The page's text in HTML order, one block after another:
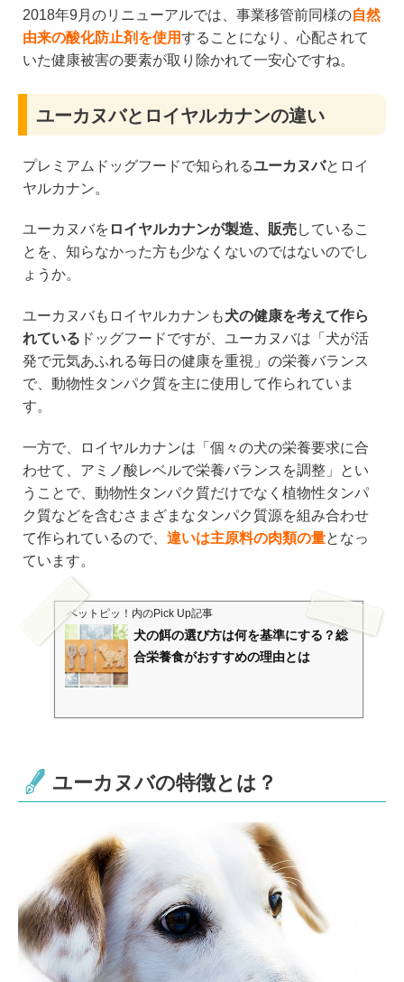
2018年9月のリニューアルでは、事業移管前同様の自然
由来の酸化防止剤を使用することになり、心配されて
いた健康被害の要素が取り除かれて一安心ですね。
ユーカヌバとロイヤルカナンの違い
プレミアムドッグフードで知られるユーカヌバとロイ
ヤルカナン。
ユーカヌバを ロイヤルカナンが製造、販売しているこ
とを、知らなかった方も少なくないのではないのでし
ょうか。
ユーカヌバもロイヤルカナンも犬の健康を考えて作ら
れている ドッグフードですが、ユーカヌバは「犬が活
発で元気あふれる毎日の健康を重視」の栄養バランス
で、動物性タンパク質を主に使用して作られていま
す。
一方で、ロイヤルカナンは「個々の犬の栄養要求に合
わせて、アミノ酸レベルで栄養バランスを調整」とい
うことで、動物性タンパク質だけでなく植物性タンパ
ク質などを含むさまざまなタンパク質源を組み合わせ
て作られているので、 違いは主原料の肉類の量となっ
ています。
ペットピッ！ 内のPick Up記事
犬の餌の選び方は何を基準にする？総
合栄養食がおすすめの理由とは
ユーカヌバの特徴とは？